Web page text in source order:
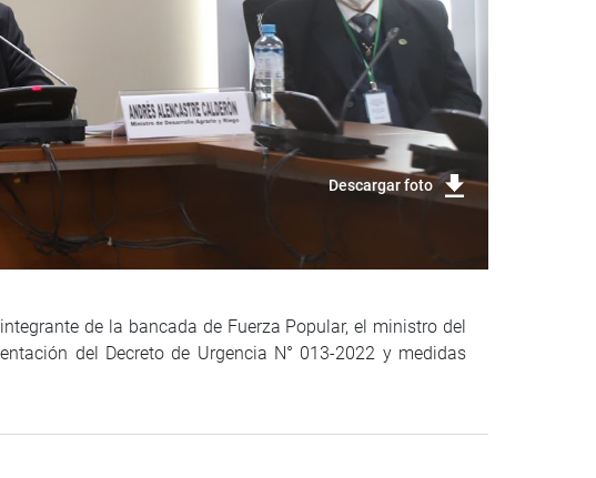
Descargar foto
de la bancada de Fuerza Popular, el ministro del
del Decreto de Urgencia N° 013-2022 y medidas